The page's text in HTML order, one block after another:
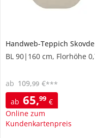
Handweb-Teppich Skovde
ab 65,99 €
Online zum
Kundenkartenpreis
ab 109,99 €***